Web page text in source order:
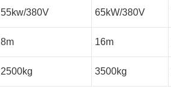
55kw/380V 65kW/380V
8m 16m
2500kg 3500kg